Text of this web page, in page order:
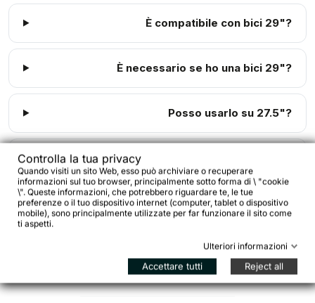
È compatibile con bici 29"?
È necessario se ho una bici 29"?
Posso usarlo su 27.5"?
È adatto a viaggi lunghi?
È compatibile con bici senza eyelets?
Controlla la tua privacy
Quando visiti un sito Web, esso può archiviare o recuperare
informazioni sul tuo browser, principalmente sotto forma di \ "cookie
\". Queste informazioni, che potrebbero riguardare te, le tue
preferenze o il tuo dispositivo internet (computer, tablet o dispositivo
mobile), sono principalmente utilizzate per far funzionare il sito come
ti aspetti.
Ulteriori informazioni
Accettare tutti Reject all